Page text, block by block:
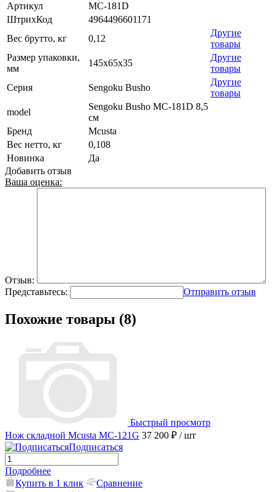
Артикул
MC-181D
ШтрихКод
4964496601171
Вес брутто, кг
0,12
Другие
товары
Размер упаковки,
мм
145x65x35
Другие
товары
Серия
Sengoku Busho
Другие
товары
model
Sengoku Busho MC-181D 8,5
см
Бренд
Mcusta
Вес нетто, кг
0,108
Новинка
Да
Добавить отзыв
Ваша оценка:
Отзыв:
Представьтесь:
Отправить отзыв
Похожие товары (8)
Быстрый просмотр
Нож складной Mcusta MC-121G 37 200 ₽ / шт
Подписаться
Подробнее
Купить в 1 клик
Сравнение